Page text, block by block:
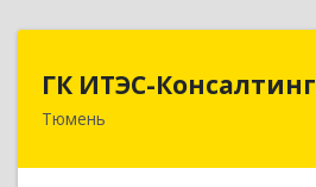
ГК ИТЭС-Консалтинг
Тюмень